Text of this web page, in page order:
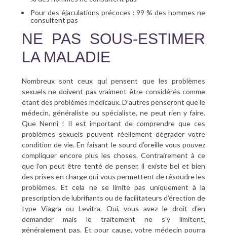
Pour des éjaculations précoces : 99 % des hommes ne
consultent pas
NE PAS SOUS-ESTIMER
LA MALADIE
Nombreux sont ceux qui pensent que les problèmes
sexuels ne doivent pas vraiment être considérés comme
étant des problèmes médicaux. D’autres penseront que le
médecin, généraliste ou spécialiste, ne peut rien y faire.
Que Nenni ! Il est important de comprendre que ces
problèmes sexuels peuvent réellement dégrader votre
condition de vie. En faisant le sourd d’oreille vous pouvez
compliquer encore plus les choses. Contrairement à ce
que l’on peut être tenté de penser, il existe bel et bien
des prises en charge qui vous permettent de résoudre les
problèmes. Et cela ne se limite pas uniquement à la
prescription de lubrifiants ou de facilitateurs d’érection de
type Viagra ou Levitra. Oui, vous avez le droit d’en
demander mais le traitement ne s’y limitent,
généralement pas. Et pour cause, votre médecin pourra